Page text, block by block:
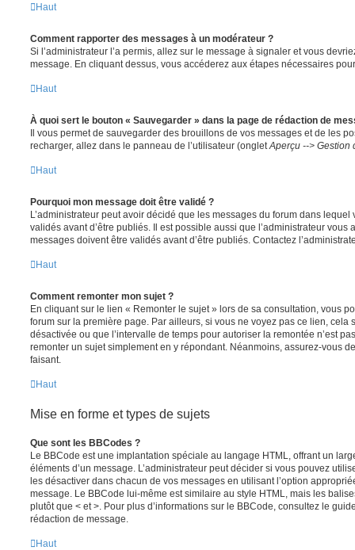
Haut
Comment rapporter des messages à un modérateur ?
Si l’administrateur l’a permis, allez sur le message à signaler et vous
message. En cliquant dessus, vous accéderez aux étapes nécessaires
Haut
À quoi sert le bouton « Sauvegarder » dans la page de rédaction de
Il vous permet de sauvegarder des brouillons de vos messages et de les
recharger, allez dans le panneau de l’utilisateur (onglet Aperçu --> Gestion
Haut
Pourquoi mon message doit être validé ?
L’administrateur peut avoir décidé que les messages du forum dans lequel
validés avant d’être publiés. Il est possible aussi que l’administrateur vous
messages doivent être validés avant d’être publiés. Contactez
Haut
Comment remonter mon sujet ?
En cliquant sur le lien « Remonter le sujet » lors de sa consultation, vous
forum sur la première page. Par ailleurs, si vous ne voyez pas ce lien, cela
désactivée ou que l’intervalle de temps pour autoriser la remontée n’est
remonter un sujet simplement en y répondant. Néanmoins, assurez-vous
faisant.
Haut
Mise en forme et types de sujets
Que sont les BBCodes ?
Le BBCode est une implantation spéciale au langage HTML, offrant un
éléments d’un message. L’administrateur peut décider si vous pouvez
les désactiver dans chacun de vos messages en utilisant l’option
message. Le BBCode lui-même est similaire au style HTML, mais les
plutôt que < et >. Pour plus d’informations sur le BBCode, consultez le
rédaction de message.
Haut